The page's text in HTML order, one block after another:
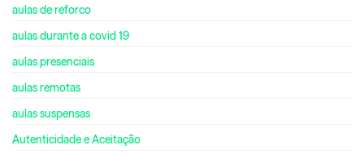
aulas de reforco
aulas durante a covid 19
aulas presenciais
aulas remotas
aulas suspensas
Autenticidade e Aceitação